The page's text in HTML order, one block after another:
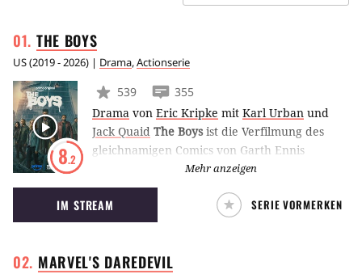
THE BOYS
US(2019 - 2026) | Drama,Actionserie
8.2
539
355
Drama von Eric Kripke mit Karl Urban und
Jack Quaid The Boysist die Verfilmung des
gleichnamigen Comics von Garth Ennis
(Preacher) und handelt von einer mit
randalierenden Superhelden alles andere als
zimperlich umgehenden Task-Force.
Mehr anzeigen
IM STREAM SERIE VORMERKEN
MARVEL'S DAREDEVIL